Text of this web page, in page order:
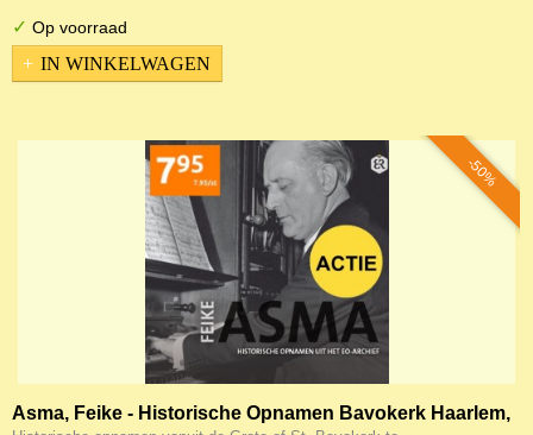
✓ Op voorraad
IN WINKELWAGEN
-50%
Asma, Feike - Historische Opnamen Bavokerk Haarlem,